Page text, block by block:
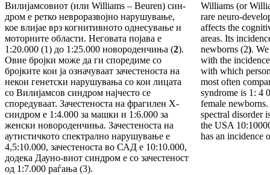
Вилијамсовиот (или Williams – Beuren) син­
дром е ретко невроразвојно нарушување,
кое влијае врз когнитивното однесување и
мотор­ни­те области. Неговата појава е
1:20.000 (1) до 1:25.000 новороденчиња (2).
Овие бројки може да ги споредиме со
бројките кои ја означуваат за­чес­теноста на
некои генетски нарушувања со кои лицата
со Вилијамсов синдром најчесто се
споредуваат. Зачестеноста на фрагилен X-
син­дром е 1:4.000 за машки и 1:6.000 за
жен­ски но­вороденчиња. За­честеноста на
аутис­тич­кото спектрално на­ру­шување е
4,5:10.000, за­чес­теноста во САД е 10:10.000,
додека Дауно-ви­от синдром е со за­чес­теност
од 1:7.000 раѓа­ња (3).
Williams (or
rare neuro-
affects the
areas. Its
newborns (2).
with the
with which
most often
syndrome is 1: 4
female
spectral disorder
the USA
has an inci­dence